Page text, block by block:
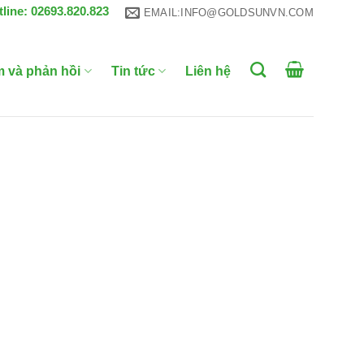
02693.820.823 EMAIL:INFO@GOLDSUNVN.COM
và phản hồi Tin tức Liên hệ